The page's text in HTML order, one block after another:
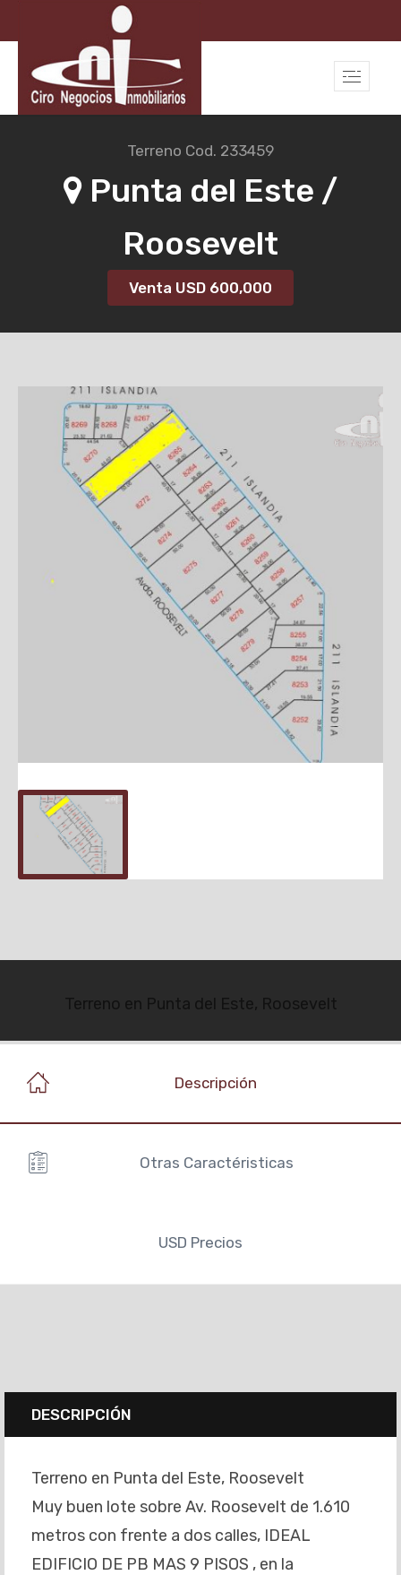
Terreno Cod. 233459
Punta del Este /
Roosevelt
Venta USD 600,000
Terreno en Punta del Este, Roosevelt
Descripción
Otras Caractéristicas
USD Precios
DESCRIPCIÓN
Terreno en Punta del Este, Roosevelt
Muy buen lote sobre Av. Roosevelt de 1.610
metros con frente a dos calles, IDEAL
EDIFICIO DE PB MAS 9 PISOS , en la